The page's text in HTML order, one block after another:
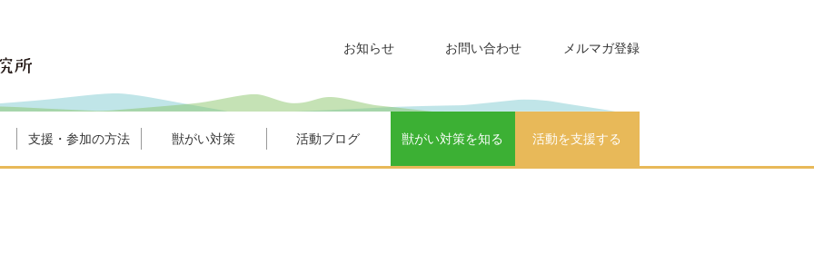
支援・参加の方法 獣がい対策 活動ブログ 獣がい対策を知る 活動を支援する
お知らせ お問い合わせ メルマガ登録